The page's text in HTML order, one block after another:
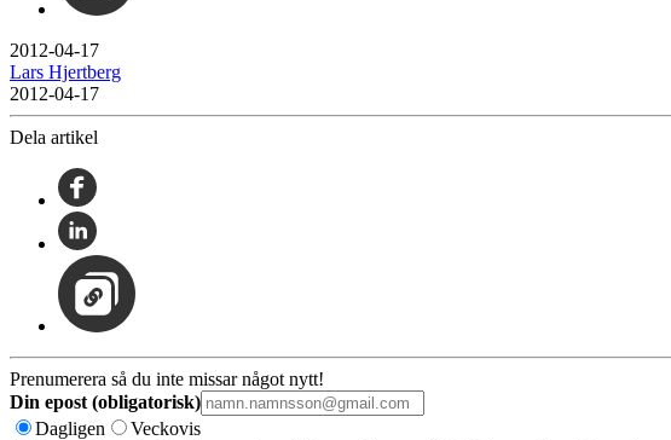
2012-04-17
Lars Hjertberg
2012-04-17
Dela artikel
Prenumerera så du inte missar något nytt!
Din epost (obligatorisk)
Dagligen
Veckovis